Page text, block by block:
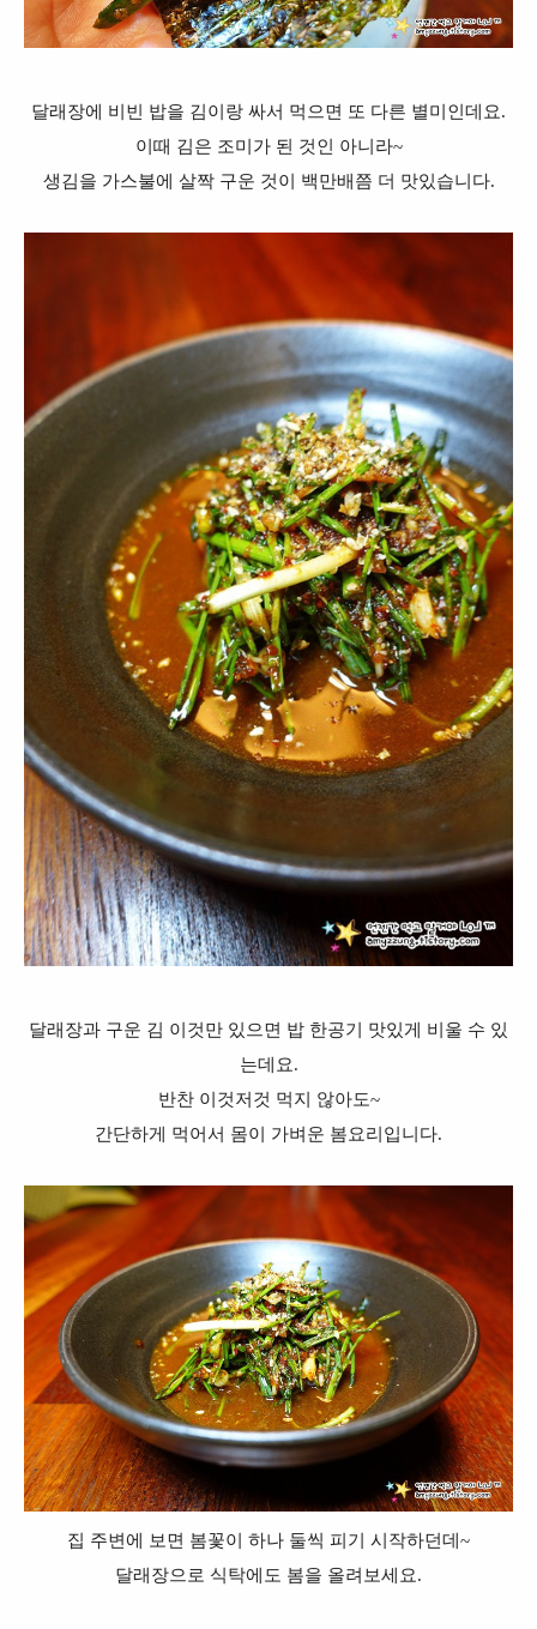
달래장에 비빈 밥을 김이랑 싸서 먹으면 또 다른 별미인데요.
이때 김은 조미가 된 것인 아니라~
생김을 가스불에 살짝 구운 것이 백만배쯤 더 맛있습니다.
달래장과 구운 김 이것만 있으면 밥 한공기 맛있게 비울 수 있
는데요.
반찬 이것저것 먹지 않아도~
간단하게 먹어서 몸이 가벼운 봄요리입니다.
집 주변에 보면 봄꽃이 하나 둘씩 피기 시작하던데~
달래장으로 식탁에도 봄을 올려보세요.